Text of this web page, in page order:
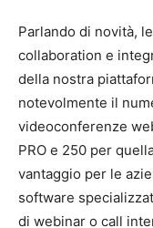
Parlando di novità,
collaboration e
della nostra
notevolmente il
videoconferenze
PRO e 250 per
vantaggio per le
software
di webinar o call